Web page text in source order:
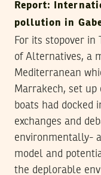
Report:
pollution in
For its stopover in
of Alternatives, a
Mediterranean
Marrakech, set up
boats had docked
exchanges and
environmentally-
model and
the deplorable